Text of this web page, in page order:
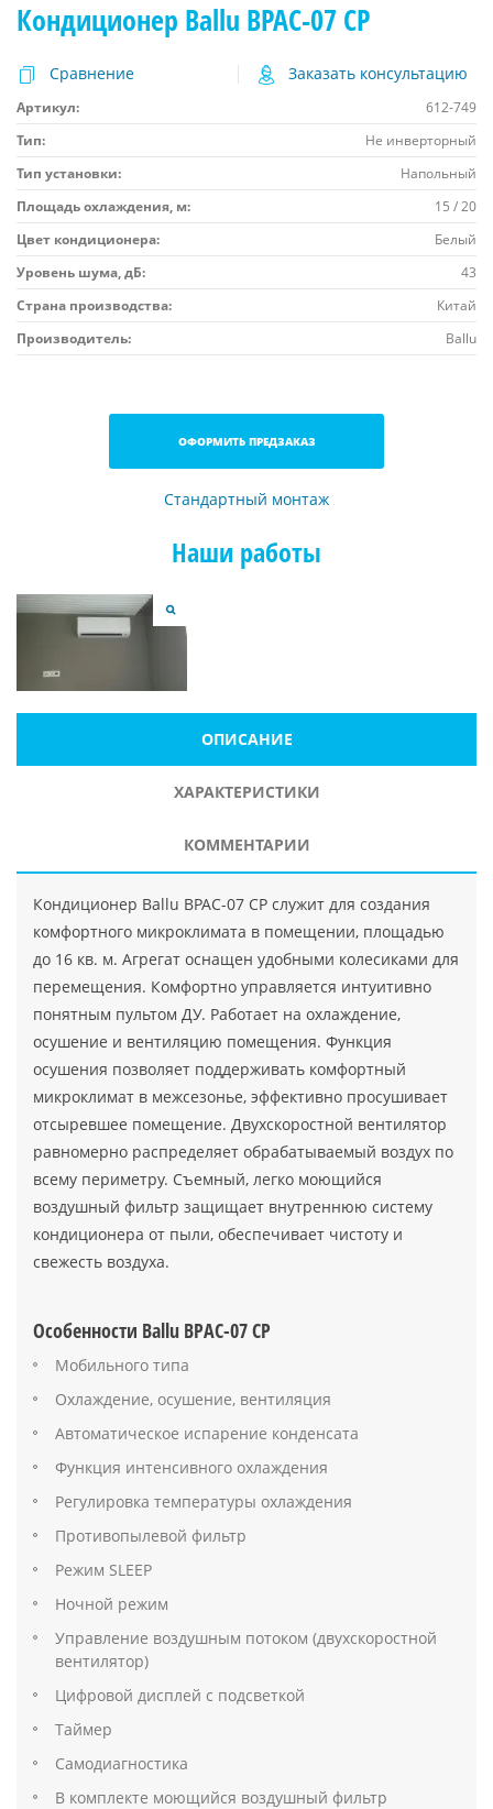
Кондиционер Ballu BPAC-07 CP
Сравнение Заказать консультацию
Артикул:
612-749
Тип:
Не инверторный
Тип установки:
Напольный
Площадь охлаждения, м:
15 / 20
Цвет кондиционера:
Белый
Уровень шума, дБ:
43
Страна производства:
Китай
Производитель:
Ballu
ОФОРМИТЬ ПРЕДЗАКАЗ
Стандартный монтаж
Наши работы
ОПИСАНИЕ
ХАРАКТЕРИСТИКИ
КОММЕНТАРИИ
Кондиционер Ballu BPAC-07 CP служит для создания
комфортного микроклимата в помещении, площадью
до 16 кв. м. Агрегат оснащен удобными колесиками для
перемещения. Комфортно управляется интуитивно
понятным пультом ДУ. Работает на охлаждение,
осушение и вентиляцию помещения. Функция
осушения позволяет поддерживать комфортный
микроклимат в межсезонье, эффективно просушивает
отсыревшее помещение. Двухскоростной вентилятор
равномерно распределяет обрабатываемый воздух по
всему периметру. Съемный, легко моющийся
воздушный фильтр защищает внутреннюю систему
кондиционера от пыли, обеспечивает чистоту и
свежесть воздуха.
Особенности Ballu BPAC-07 CP
Мобильного типа
Охлаждение, осушение, вентиляция
Автоматическое испарение конденсата
Функция интенсивного охлаждения
Регулировка температуры охлаждения
Противопылевой фильтр
Режим SLEEP
Ночной режим
Управление воздушным потоком (двухскоростной
вентилятор)
Цифровой дисплей с подсветкой
Таймер
Самодиагностика
В комплекте моющийся воздушный фильтр